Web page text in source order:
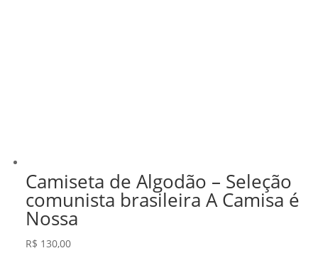
Camiseta de Algodão – Seleção
comunista brasileira A Camisa é
Nossa
R$ 130,00